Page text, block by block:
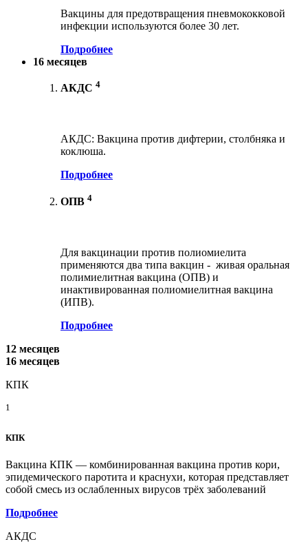
Вакцины для предотвращения пневмококковой
инфекции используются более 30 лет.
Подробнее
16 месяцев
АКДС 4
АКДС: Вакцина против дифтерии, столбняка и
коклюша.
Подробнее
ОПВ 4
Для вакцинации против полиомиелита
применяются два типа вакцин - живая оральная
полимиелитная вакцина (ОПВ) и
инактивированная полиомиелитная вакцина
(ИПВ).
Подробнее
12 месяцев
16 месяцев
КПК
1
КПК
Вакцина КПК — комбинированная вакцина против кори,
эпидемического паротита и краснухи, которая представляет
собой смесь из ослабленных вирусов трёх заболеваний
Подробнее
АКДС